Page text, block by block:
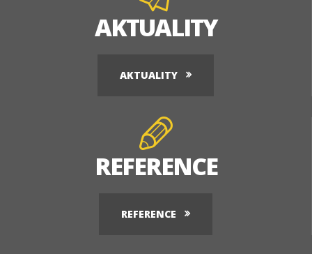
AKTUALITY
AKTUALITY
REFERENCE
REFERENCE